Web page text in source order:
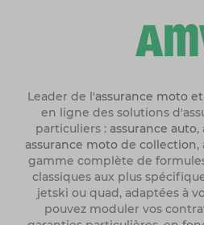
Leader de l'assurance moto
en ligne des solutions
particuliers : assurance auto,
assurance moto de collection,
gamme complète de
classiques aux plus
jetski ou quad, adaptées à
pouvez moduler vos